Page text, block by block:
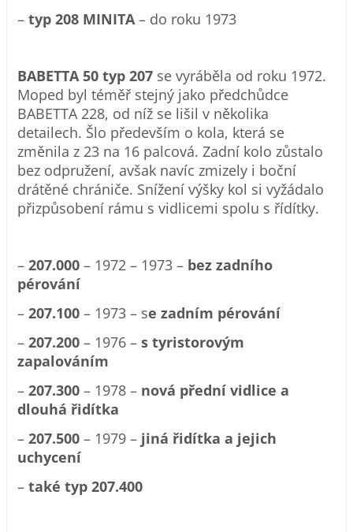
–typ 208 MINITA– do roku 1973
BABETTA 50 typ 207 se vyráběla od roku 1972.
Moped byl téměř stejný jako předchůdce
BABETTA 228, od níž se lišil v několika
detailech. Šlo především o kola, která se
změnila z 23 na 16 palcová. Zadní kolo zůstalo
bez odpružení, avšak navíc zmizely i boční
drátěné chrániče. Snížení výšky kol si vyžádalo
přizpůsobení rámu s vidlicemi spolu s řídítky.
–207.000 – 1972 – 1973 – bez zadního
pérování
–207.100 – 1973 – se zadním pérování
–207.200 – 1976 –s tyristorovým
zapalováním
–207.300 – 1978 – nová přední vidlice a
dlouhá řidítka
–207.500 – 1979 – jiná řidítka a jejich
uchycení
–také typ 207.400